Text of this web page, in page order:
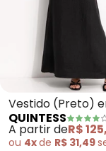
Vestido (Preto)
Crepe Plano
QUINTESS
A partir deR$
ou 4xde R$ 31,49